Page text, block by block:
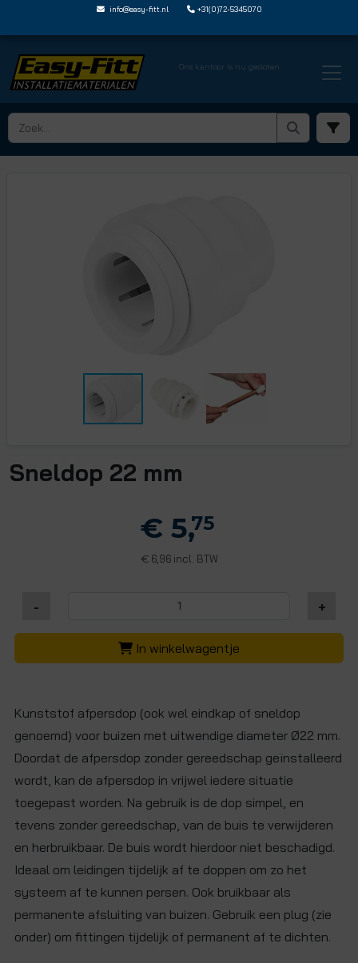
info@easy-fitt.nl +31(0)72-5345070
Ons kantoor is nu gesloten
HOME › JOHN GUEST SPEEDFIT › SNELDOPPEN › PSE4622W
Sneldop 22 mm
€ 5,75
€6,96 incl. BTW
- +
In winkelwagentje
Kunststof afpersdop (ook wel eindkap of sneldop
genoemd) voor buizen met uitwendige diameter Ø22 mm.
Doordat de afpersdop zonder gereedschap geïnstalleerd
wordt, kan de afpersdop in vrijwel iedere situatie
toegepast worden. Na gebruik is de dop simpel, en
tevens zonder gereedschap, van de buis te verwijderen
en herbruikbaar. De buis wordt hierdoor niet beschadigd.
Ideaal om leidingen tijdelijk af te doppen om zo het
systeem af te kunnen persen. Ook bruikbaar als
permanente afsluiting van buizen. Gebruik een plug (zie
onder) om fittingen tijdelijk of permanent af te dichten.